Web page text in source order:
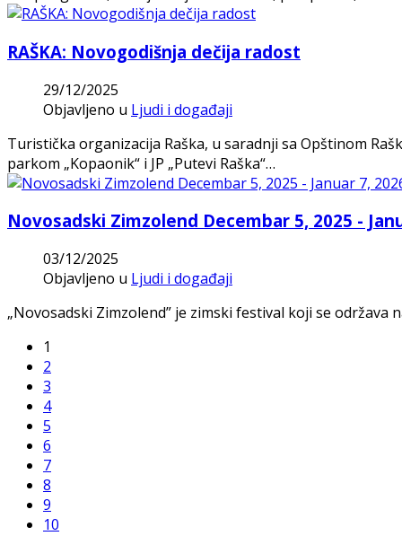
RAŠKA: Novogodišnja dečija radost
29/12/2025
Objavljeno u Ljudi i događaji
Turistička organizacija Raška, u saradnji sa Opštinom
parkom „Kopaonik“ i JP „Putevi Raška“…
Novosadski Zimzolend Decembar 5, 2025 -
03/12/2025
Objavljeno u Ljudi i događaji
„Novosadski Zimzolend” je zimski festival koji se
1
2
3
4
5
6
7
8
9
10